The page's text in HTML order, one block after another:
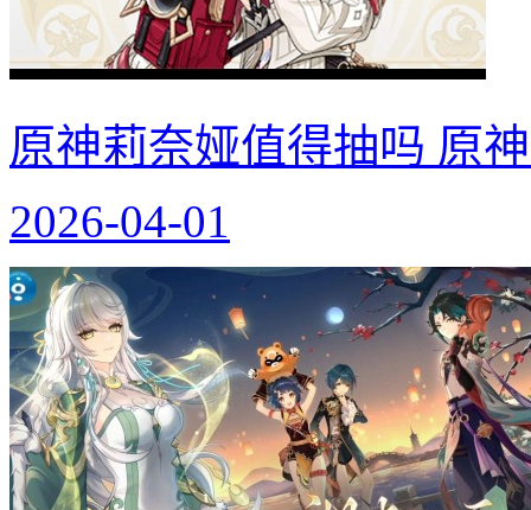
原神莉奈娅值得抽吗 原
2026-04-01